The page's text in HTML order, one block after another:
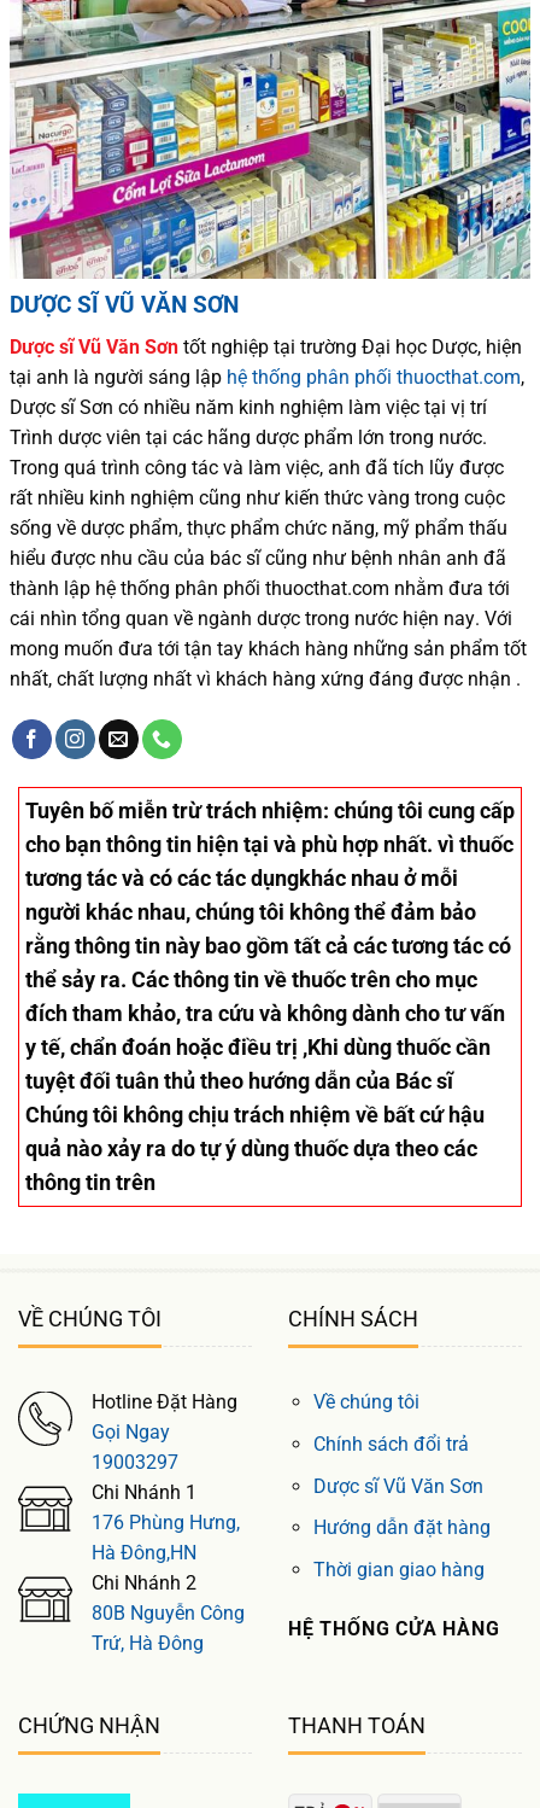
DƯỢC SĨ VŨ VĂN SƠN
Dược sĩVũ Văn Sơn tốt nghiệp tại trường Đại học Dược, hiện
tại anh là người sáng lập hệ thống phân phối thuocthat.com,
Dược sĩSơn có nhiều năm kinh nghiệm làm việc tại vị trí
Trình dược viên tại các hãng dược phẩm lớn trong nước.
Trong quá trình công tác và làm việc, anh đã tích lũy được
rất nhiều kinh nghiệm cũng như kiến thức vàng trong cuộc
sống về dược phẩm, thực phẩm chức năng, mỹ phẩm thấu
hiểu được nhu cầu của bác sĩcũng như bệnh nhân anh đã
thành lập hệ thống phân phối thuocthat.com nhằm đưa tới
cái nhìn tổng quan về ngành dược trong nước hiện nay. Với
mong muốn đưa tới tận tay khách hàng những sản phẩm tốt
nhất, chất lượng nhất vì khách hàng xứng đáng được nhận .
Tuyên bố miễn trừ trách nhiệm: chúng tôi cung cấp
cho bạn thông tin hiện tại và phù hợp nhất. vì thuốc
tương tác và có các tác dụngkhác nhau ở mỗi
người khác nhau, chúng tôi không thể đảm bảo
rằng thông tin này bao gồm tất cả các tương tác có
thể sảy ra. Các thông tin về thuốc trên cho mục
đích tham khảo, tra cứu và không dành cho tư vấn
y tế, chẩn đoán hoặc điều trị ,Khi dùng thuốc cần
tuyệt đối tuân thủ theo hướng dẫn của Bác sĩ
Chúng tôi không chịu trách nhiệm về bất cứ hậu
quả nào xảy ra do tự ý dùng thuốc dựa theo các
thông tin trên
VỀ CHÚNG TÔI
Hotline Đặt Hàng
Gọi Ngay
19003297
Chi Nhánh 1
176 Phùng Hưng,
Hà Đông,HN
Chi Nhánh 2
80B Nguyễn Công
Trứ, Hà Đông
CHÍNH SÁCH
Về chúng tôi
Chính sách đổi trả
Dược sĩ Vũ Văn Sơn
Hướng dẫn đặt hàng
Thời gian giao hàng
HỆ THỐNG CỬA HÀNG
CHỨNG NHẬN THANH TOÁN